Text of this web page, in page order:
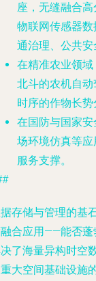
座，无缝融合
物联网传感器
通治理、公共安
在精准农业领域
北斗的农机自
时序的作物长势
在国防与国家安
场环境仿真等
服务支撑。
存储与管理的基
合应用——能否蓬
了海量异构时空
大空间基础设施